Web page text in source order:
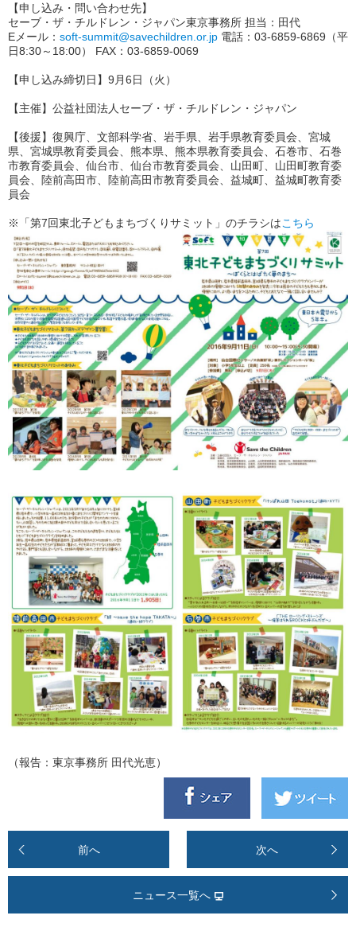
【申し込み・問い合わせ先】
セーブ・ザ・チルドレン・ジャパン東京事務所 担当：田代
Eメール： soft-summit@savechildren.or.jp 電話：03-6859-6869（平
日8:30～18:00） FAX：03-6859-0069
【申し込み締切日】9月6日（火）
【主催】公益社団法人セーブ・ザ・チルドレン・ジャパン
【後援】復興庁、文部科学省、岩手県、岩手県教育委員会、宮城
県、宮城県教育委員会、熊本県、熊本県教育委員会、石巻市、石巻
市教育委員会、仙台市、仙台市教育委員会、山田町、山田町教育委
員会、陸前高田市、陸前高田市教育委員会、益城町、益城町教育委
員会
※「第7回東北子どもまちづくりサミット」のチラシはこちら
（報告：東京事務所 田代光恵）
前へ 次へ
ニュース一覧へ